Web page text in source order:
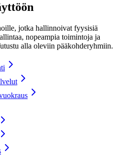
jotka hallinnoivat fyysisiä
nopeampia toimintoja ja
alla oleviin pääkohderyhmiin.